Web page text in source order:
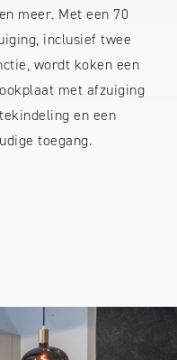
meer. Met een 70
inclusief twee
wordt koken een
met afzuiging
en een
toegang.